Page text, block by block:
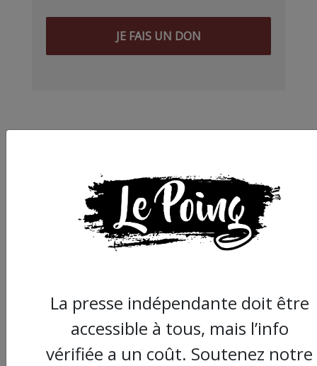
JE FAIS UN DON
ARTICLE SUIVANT :
La presse indépendante doit être
accessible à tous, mais l’info
vérifiée a un coût. Soutenez notre